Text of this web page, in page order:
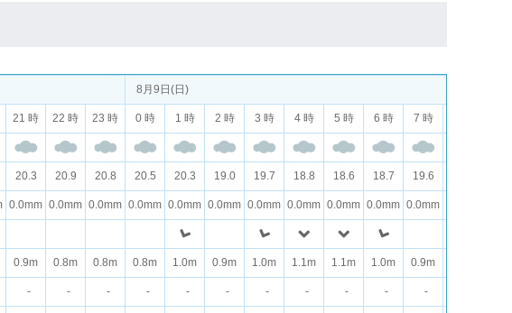
8月9日(日)
21 時 22 時 23 時 0 時 1 時 2 時 3 時 4 時 5 時 6 時 7 時
20.3 20.9 20.8 20.5 20.3 19.0 19.7 18.8 18.6 18.7 19.6
0.0mm 0.0mm 0.0mm 0.0mm 0.0mm 0.0mm 0.0mm 0.0mm 0.0mm 0.0mm 0.0mm
0.9m 0.8m 0.8m 0.8m 1.0m 0.9m 1.0m 1.1m 1.1m 1.0m 0.9m
- - - - - - - - - - -